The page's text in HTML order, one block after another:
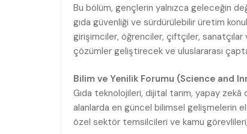
Bu bölüm, gençlerin yalnızca geleceğin
gıda güvenliği ve sürdürülebilir üretim
girişimciler, öğrenciler, çiftçiler, sanatçılar
çözümler geliştirecek ve uluslararası
Bilim ve Yenilik Forumu (Science and
Gıda teknolojileri, dijital tarım, yapay
alanlarda en güncel bilimsel gelişmelerin
özel sektör temsilcileri ve kamu